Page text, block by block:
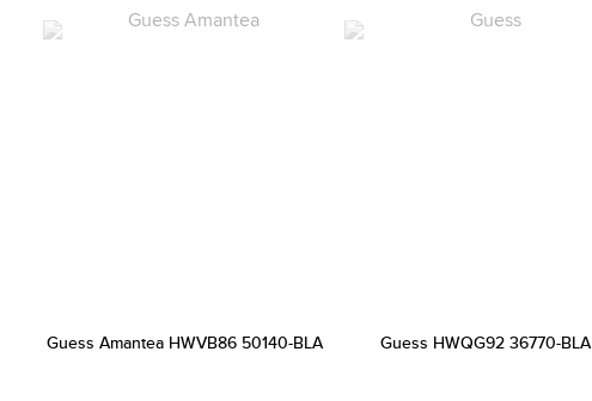
Guess Amantea HWVB86 50140-BLA Guess HWQG92 36770-BLA